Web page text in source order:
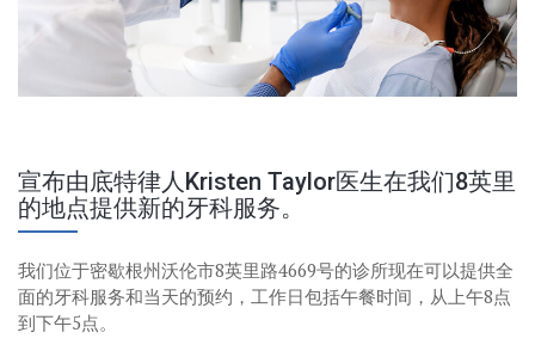
宣布由底特律人Kristen Taylor医生在我们8英里
的地点提供新的牙科服务。
我们位于密歇根州沃伦市8英里路4669号的诊所现在可以提供全
面的牙科服务和当天的预约，工作日包括午餐时间，从上午8点
到下午5点。